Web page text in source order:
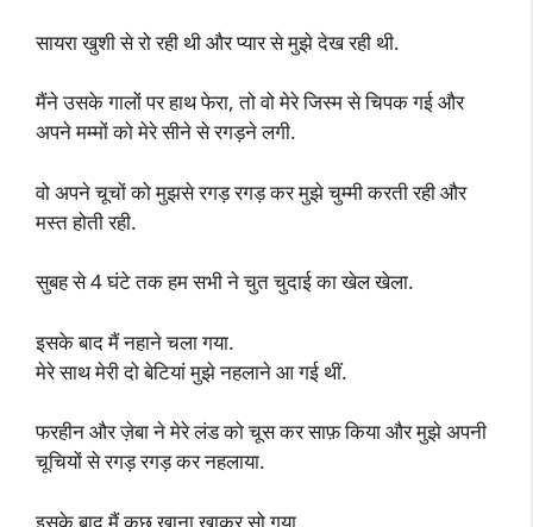
सायरा खुशी से रो रही थी और प्यार से मुझे देख रही थी.
मैंने उसके गालों पर हाथ फेरा, तो वो मेरे जिस्म से चिपक गई और
अपने मम्मों को मेरे सीने से रगड़ने लगी.
वो अपने चूचों को मुझसे रगड़ रगड़ कर मुझे चुम्मी करती रही और
मस्त होती रही.
सुबह से 4 घंटे तक हम सभी ने चुत चुदाई का खेल खेला.
इसके बाद मैं नहाने चला गया.
मेरे साथ मेरी दो बेटियां मुझे नहलाने आ गई थीं.
फरहीन और ज़ेबा ने मेरे लंड को चूस कर साफ़ किया और मुझे अपनी
चूचियों से रगड़ रगड़ कर नहलाया.
इसके बाद मैं कुछ खाना खाकर सो गया.